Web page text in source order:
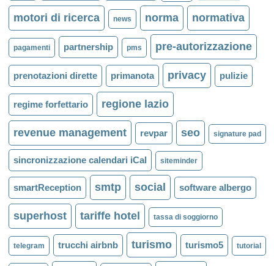
motori di ricerca news norma normativa
pagamenti partnership pms pre-autorizzazione
prenotazioni dirette primanota privacy pulizie
regime forfettario regione lazio
revenue management revpar seo signature pad
sincronizzazione calendari iCal siteminder
smartReception smtp social software albergo
superhost tariffe hotel tassa di soggiorno
telegram trucchi airbnb turismo turismo5 tutorial